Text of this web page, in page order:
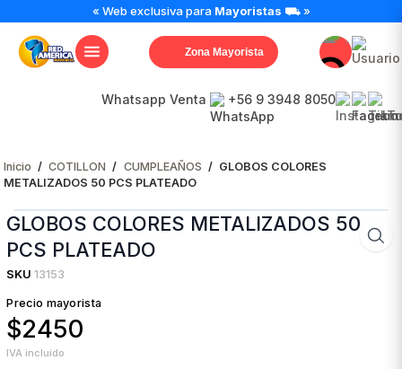
« Web exclusiva para Mayoristas ⛟ »
Zona Mayorista
Whatsapp Venta +56 9 3948 8050
Inicio / COTILLON / CUMPLEAÑOS / GLOBOS COLORES
METALIZADOS 50 PCS PLATEADO
GLOBOS COLORES METALIZADOS 50
PCS PLATEADO
SKU 13153
Precio mayorista
$2450
IVA incluido
COLORES
METALIZADOS
50